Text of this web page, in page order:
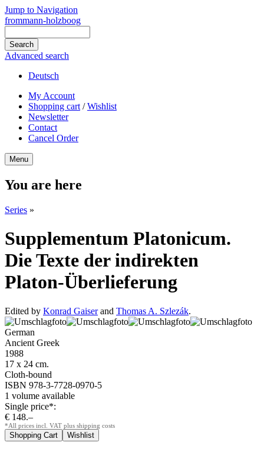
Jump to Navigation
frommann-holzboog
Advanced search
Deutsch
My Account
Shopping cart /Wishlist
Newsletter
Contact
Cancel Order
Menu
You are here
Series »
Supplementum Platonicum.
Die Texte der indirekten
Platon-Überlieferung
Edited by Konrad Gaiserand Thomas A. Szlezák.
German
Ancient Greek
1988
17 x 24 cm.
Cloth-bound
ISBN 978-3-7728-0970-5
1 volume available
Single price*:
€ 148.–
*All prices incl. VAT plus shipping costs